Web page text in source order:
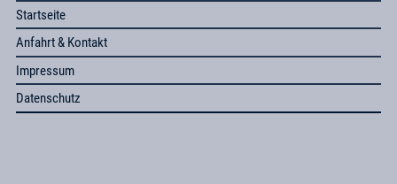
Startseite
Anfahrt & Kontakt
Impressum
Datenschutz